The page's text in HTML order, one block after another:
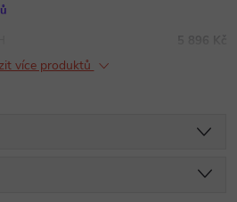
více produktů